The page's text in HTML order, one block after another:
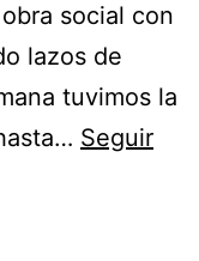
social con
lazos de
tuvimos la
Seguir